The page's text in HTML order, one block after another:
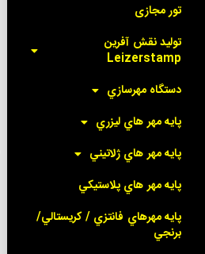
تور مجازی
توليد نقش آفرين
Leizerstamp
دستگاه مهرسازي
پايه مهر هاي ليزري
پايه مهر هاي ژلاتيني
پايه مهر هاي پلاستيکي
پايه مهرهاي فانتزي / کريستالي/
برنجي